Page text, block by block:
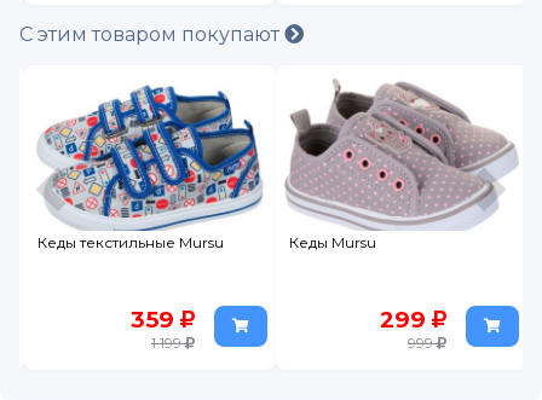
С этим товаром покупают
Кеды текстильные Mursu
359
1 199
Кеды Mursu
299
999